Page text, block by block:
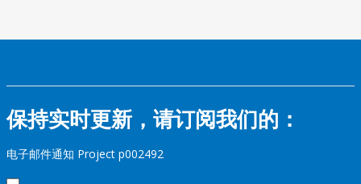
保持实时更新，请订阅我们的：
电子邮件通知 Project p002492